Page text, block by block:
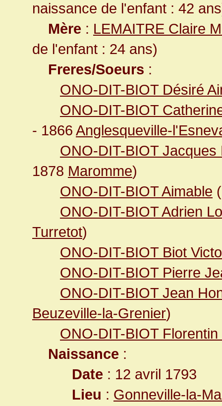
naissance de l'enfant : 42
Mère : LEMAITRE Claire
de l'enfant : 24 ans)
Freres/Soeurs :
ONO-DIT-BIOT Désiré
ONO-DIT-BIOT
- 1866 Anglesqueville-
ONO-DIT-BIOT Jacques
1878 Maromme)
ONO-DIT-BIOT Aimable
ONO-DIT-BIOT Adrien
Turretot)
ONO-DIT-BIOT Biot
ONO-DIT-BIOT Pierre
ONO-DIT-BIOT Jean
Beuzeville-la-Grenier)
ONO-DIT-BIOT
Naissance :
Date : 12 avril 1793
Lieu : Gonneville-la-